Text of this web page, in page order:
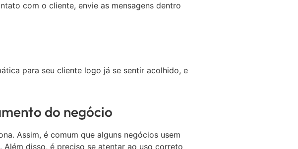
com o cliente, envie as mensagens dentro
para seu cliente logo já se sentir acolhido, e
do negócio
Assim, é comum que alguns negócios usem
disso, é preciso se atentar ao uso correto